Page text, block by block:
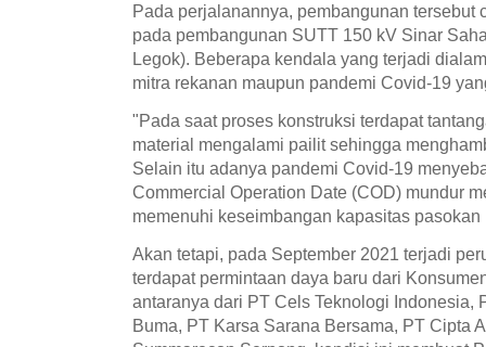
Pada perjalanannya, pembangunan tersebut
pada pembangunan SUTT 150 kV Sinar
Legok). Beberapa kendala yang terjadi
mitra rekanan maupun pandemi Covid-19
"Pada saat proses konstruksi terdapat
material mengalami pailit sehingga
Selain itu adanya pandemi Covid-19
Commercial Operation Date (COD) mundur
memenuhi keseimbangan kapasitas
Akan tetapi, pada September 2021 terjadi
terdapat permintaan daya baru dari
antaranya dari PT Cels Teknologi Indonesia,
Buma, PT Karsa Sarana Bersama, PT Cipta